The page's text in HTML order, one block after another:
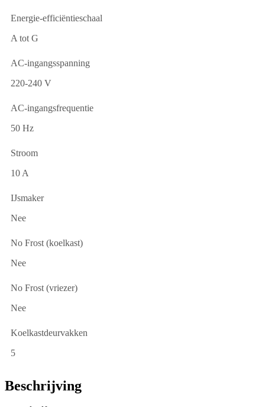
Energie-efficiëntieschaal
A tot G
AC-ingangsspanning
220-240 V
AC-ingangsfrequentie
50 Hz
Stroom
10 A
IJsmaker
Nee
No Frost (koelkast)
Nee
No Frost (vriezer)
Nee
Koelkastdeurvakken
5
Beschrijving